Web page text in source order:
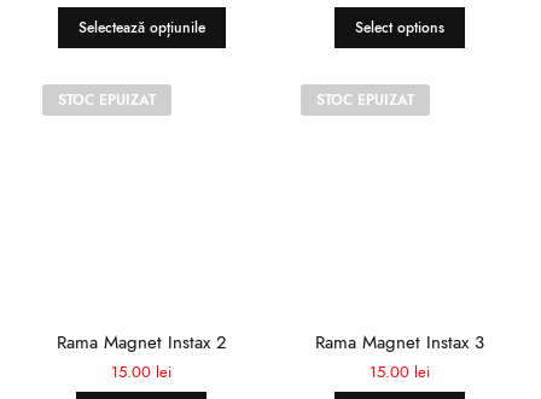
Selectează opțiunile Select options
STOC EPUIZAT
Rama Magnet Instax 2
15.00 lei
STOC EPUIZAT
Rama Magnet Instax 3
15.00 lei